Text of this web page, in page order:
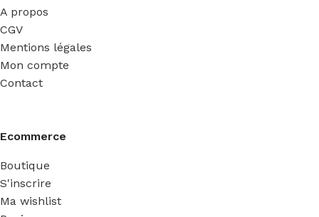
A propos
CGV
Mentions légales
Mon compte
Contact
Ecommerce
Boutique
S'inscrire
Ma wishlist